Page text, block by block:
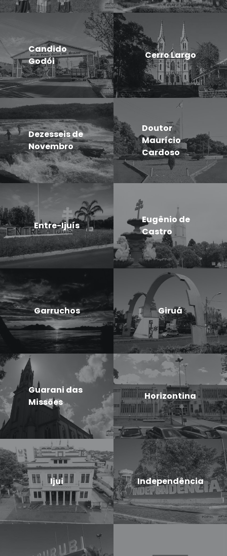
Candido
Godói
Cerro Largo
Dezesseis de
Novembro
Doutor
Maurício
Cardoso
Entre-Ijuís
Eugênio de
Castro
Garruchos Giruá
Guarani das
Missões
Horizontina
Ijui Independência